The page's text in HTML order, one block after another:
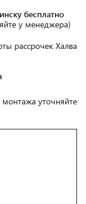
бесплатно
у менеджера)
рассрочек Халва
уточняйте